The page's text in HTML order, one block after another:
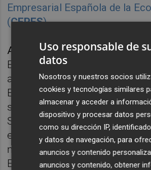
Empresarial Española de la
(CEPES).
Ahora, ante los representantes
Economía Social europea,
agradeció el compromiso del
España y, en concreto, de la
segunda y ministra de Trabajo
Social,Yolanda Díaz, presente
este modelo empresarial que
mismo que el sector
Europa".
Uso responsable de
datos
Nosotros y nuestros socios
cookies y tecnologías similares
almacenar y acceder a
dispositivo y procesar datos
como su dirección IP,
y datos de navegación, para
anuncios y contenido
anuncios y contenido, obtener